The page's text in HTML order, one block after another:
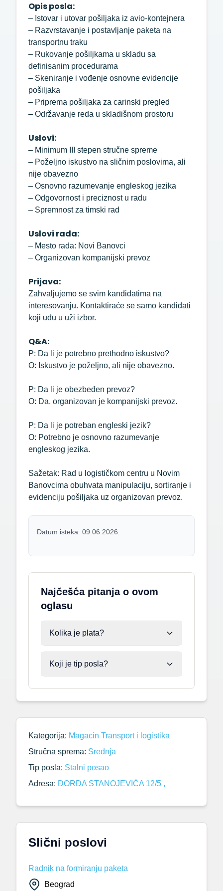
Opis posla:
– Istovar i utovar pošiljaka iz avio-kontejnera
– Razvrstavanje i postavljanje paketa na
transportnu traku
– Rukovanje pošiljkama u skladu sa
definisanim procedurama
– Skeniranje i vođenje osnovne evidencije
pošiljaka
– Priprema pošiljaka za carinski pregled
– Održavanje reda u skladišnom prostoru
Uslovi:
– Minimum III stepen stručne spreme
– Poželjno iskustvo na sličnim poslovima, ali
nije obavezno
– Osnovno razumevanje engleskog jezika
– Odgovornost i preciznost u radu
– Spremnost za timski rad
Uslovi rada:
– Mesto rada: Novi Banovci
– Organizovan kompanijski prevoz
Prijava:
Zahvaljujemo se svim kandidatima na
interesovanju. Kontaktiraće se samo kandidati
koji uđu u uži izbor.
Q&A:
P: Da li je potrebno prethodno iskustvo?
O: Iskustvo je poželjno, ali nije obavezno.
P: Da li je obezbeđen prevoz?
O: Da, organizovan je kompanijski prevoz.
P: Da li je potreban engleski jezik?
O: Potrebno je osnovno razumevanje
engleskog jezika.
Sažetak: Rad u logističkom centru u Novim
Banovcima obuhvata manipulaciju, sortiranje i
evidenciju pošiljaka uz organizovan prevoz.
Datum isteka: 09.06.2026.
Najčešća pitanja o ovom
oglasu
Kolika je plata?
Koji je tip posla?
Slični poslovi
Radnik na formiranju paketa
Beograd
Kategorija: Magacin Transport i logistika
Stručna sprema: Srednja
Tip posla: Stalni posao
Adresa: ĐORĐA STANOJEVIĆA 12/5 ,